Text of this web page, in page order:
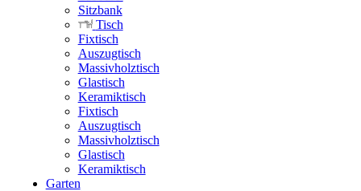
Sitzbank
Tisch
Fixtisch
Auszugtisch
Massivholztisch
Glastisch
Keramiktisch
Fixtisch
Auszugtisch
Massivholztisch
Glastisch
Keramiktisch
Garten